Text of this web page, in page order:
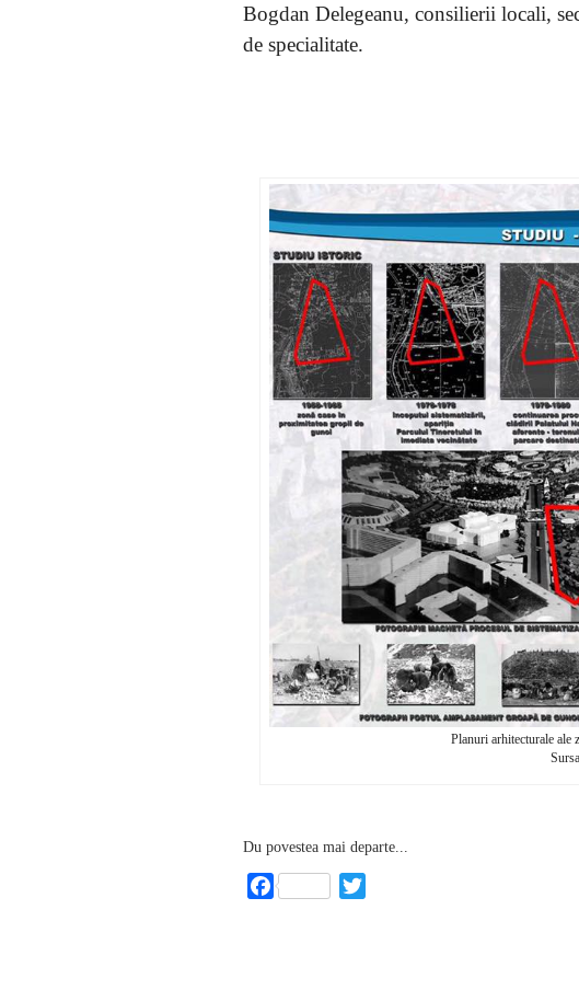
Bogdan Delegeanu, consilierii locali,
de specialitate.
Planuri arhitecturale ale
Du povestea mai departe...
Facebook